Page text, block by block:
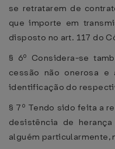
se retratarem de
que importe em
disposto no art. 117 do
§ 6º Considera-se
cessão não onerosa e
identificação do
§ 7º Tendo sido feita a
desistência de
alguém particularmente,